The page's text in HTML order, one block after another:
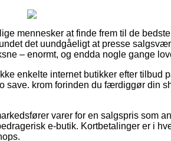
mennesker at finde frem til de
det uundgåeligt at presse
– enormt, og endda nogle gange
enkelte internet butikker efter tilbud
save. krom forinden du færdiggør din
varer for en salgspris som
e-butik. Kortbetalinger er i